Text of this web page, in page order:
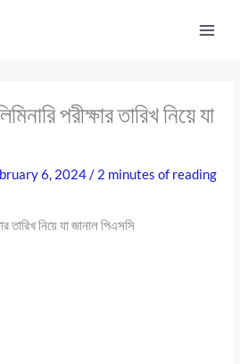
পরীক্ষার তারিখ নিয়ে যা
6, 2024/ 2 minutes of reading
তারিখ নিয়ে যা জানাল পিএসসি